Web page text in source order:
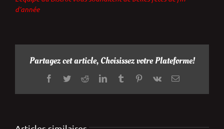
d’année
Partagez cet article, Choisissez votre Plateforme!
Facebook
TwitterRedditLinkedInTumblrPinterest
Vk Email